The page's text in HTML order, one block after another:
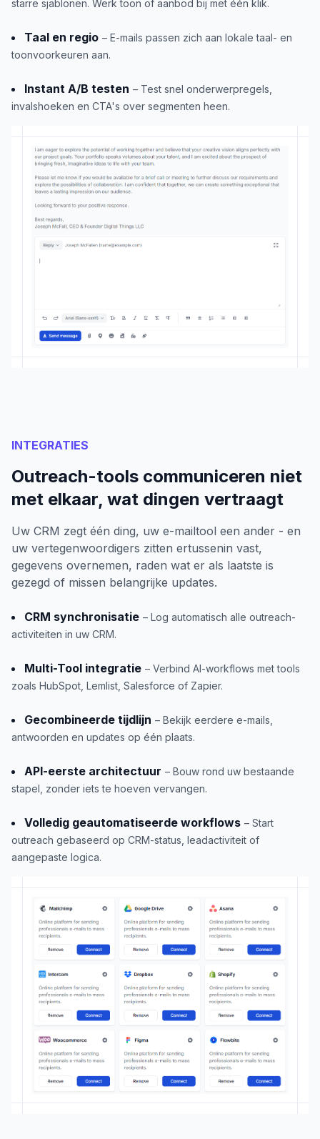
starre sjablonen. Werk toon of aanbod bij met één klik.
Taal en regio – E-mails passen zich aan lokale taal- en
toonvoorkeuren aan.
Instant A/B testen – Test snel onderwerpregels,
invalshoeken en CTA's over segmenten heen.
INTEGRATIES
Outreach-tools communiceren niet
met elkaar, wat dingen vertraagt
Uw CRM zegt één ding, uw e-mailtool een ander - en
uw vertegenwoordigers zitten ertussenin vast,
gegevens overnemen, raden wat er als laatste is
gezegd of missen belangrijke updates.
CRM synchronisatie – Log automatisch alle outreach-
activiteiten in uw CRM.
Multi-Tool integratie – Verbind AI-workflows met tools
zoals HubSpot, Lemlist, Salesforce of Zapier.
Gecombineerde tijdlijn – Bekijk eerdere e-mails,
antwoorden en updates op één plaats.
API-eerste architectuur – Bouw rond uw bestaande
stapel, zonder iets te hoeven vervangen.
Volledig geautomatiseerde workflows – Start
outreach gebaseerd op CRM-status, leadactiviteit of
aangepaste logica.